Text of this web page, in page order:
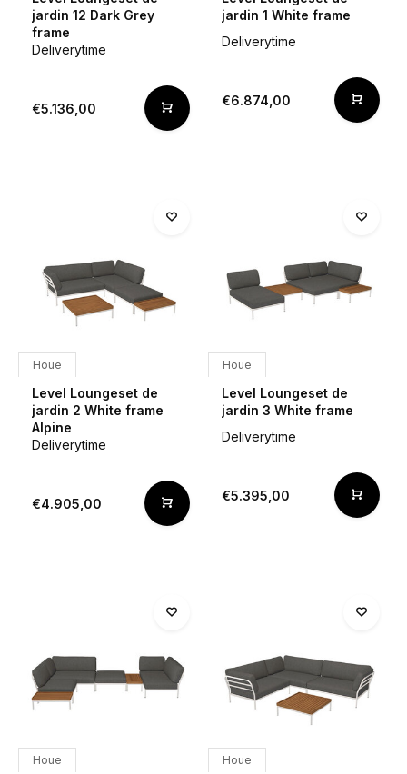
jardin 12 Dark Grey
frame
Deliverytime
€5.136,00
jardin 1 White frame
Deliverytime
€6.874,00
Houe
Level Loungeset de
jardin 2 White frame
Alpine
Deliverytime
€4.905,00
Houe
Level Loungeset de
jardin 3 White frame
Deliverytime
€5.395,00
Houe Houe